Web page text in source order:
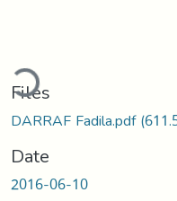
Files
DARRAF Fadila.pdf
Date
2016-06-10